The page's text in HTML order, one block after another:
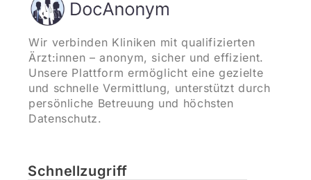
Wir verbinden Kliniken mit qualifizierten
Ärzt:innen – anonym, sicher und effizient.
Unsere Plattform ermöglicht eine gezielte
und schnelle Vermittlung, unterstützt durch
persönliche Betreuung und höchsten
Datenschutz.
Schnellzugriff